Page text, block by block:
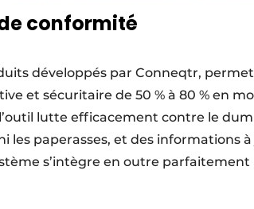
de conformité
développés par Conneqtr,
et sécuritaire de 50 % à 80 % en
lutte efficacement contre le
les paperasses, et des informations
s’intègre en outre parfaitement